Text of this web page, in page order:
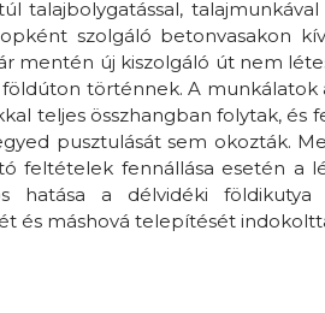
talajbolygatással,
szolgáló betonvasakon
mentén új kiszolgáló út nem
történnek. A
teljes összhangban folytak, és
pusztulását sem okozták.
feltételek fennállása esetén a
hatása a délvidéki földikutya
és máshová telepítését